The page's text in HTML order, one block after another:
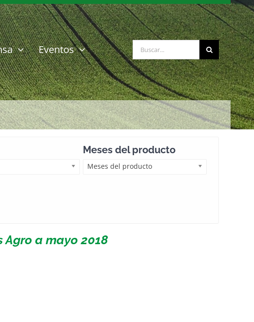
Eventos Buscar:
Meses del producto
Meses del producto
a mayo 2018